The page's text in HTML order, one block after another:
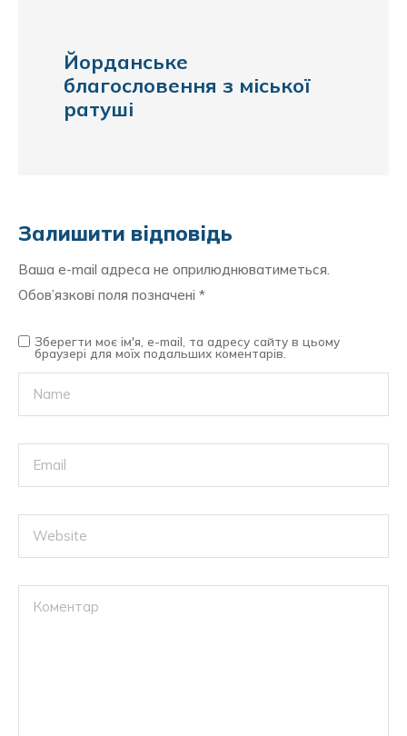
Йорданське
благословення з міської
ратуші
Залишити відповідь
Ваша e-mail адреса не оприлюднюватиметься.
Обов’язкові поля позначені *
Зберегти моє ім'я, e-mail, та адресу сайту в цьому
браузері для моїх подальших коментарів.